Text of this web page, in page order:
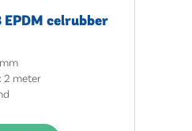
celrubber
2 meter